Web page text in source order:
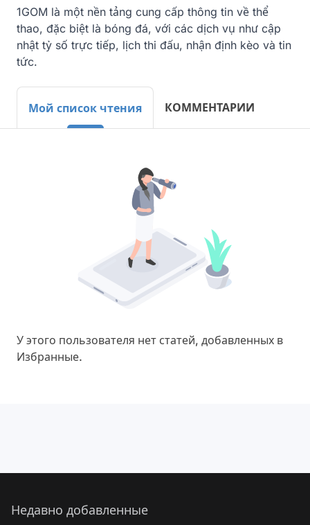
1GOM là một nền tảng cung cấp thông tin về thể
thao, đặc biệt là bóng đá, với các dịch vụ như cập
nhật tỷ số trực tiếp, lịch thi đấu, nhận định kèo và tin
tức.
Мой список чтения КОММЕНТАРИИ
У этого пользователя нет статей, добавленных в
Избранные.
Недавно добавленные